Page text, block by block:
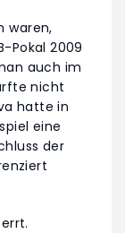
waren,
Pokal 2009
auch im
nicht
hatte in
eine
der